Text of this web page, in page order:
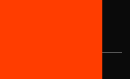
de...